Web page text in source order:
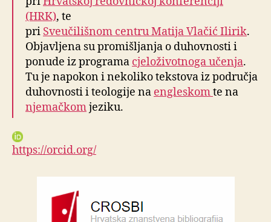
(HRK), te
pri Sveučilišnom centru Matija Vlačić Ilirik.
Objavljena su promišljanja o duhovnosti i
ponude iz programa cjeloživotnoga učenja.
Tu je napokon i nekoliko tekstova iz područja
duhovnosti i teologije na engleskomte na
njemačkomjeziku.
https://orcid.org/